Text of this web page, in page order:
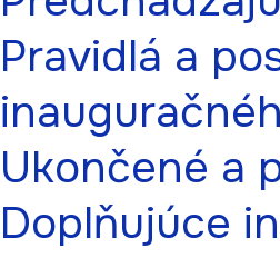
Pravidlá a
Ukončené a
Doplňujúce